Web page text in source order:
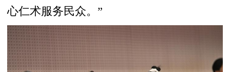
心仁术服务民众。”